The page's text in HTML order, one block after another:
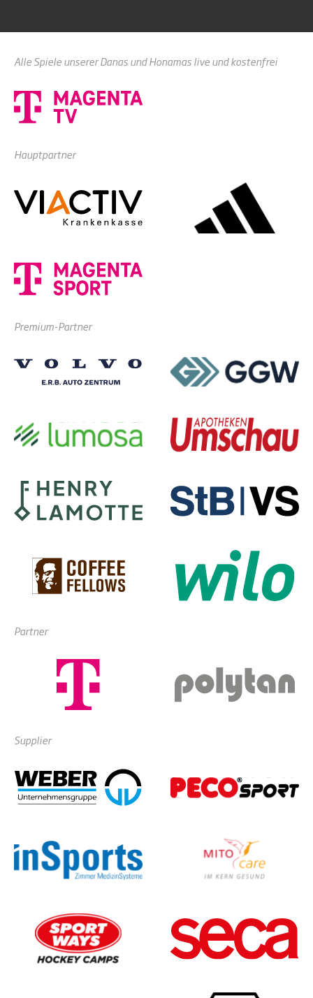
Alle Spiele unserer Danas und Honamas live und kostenfrei
Hauptpartner
Premium-Partner
Partner
Supplier